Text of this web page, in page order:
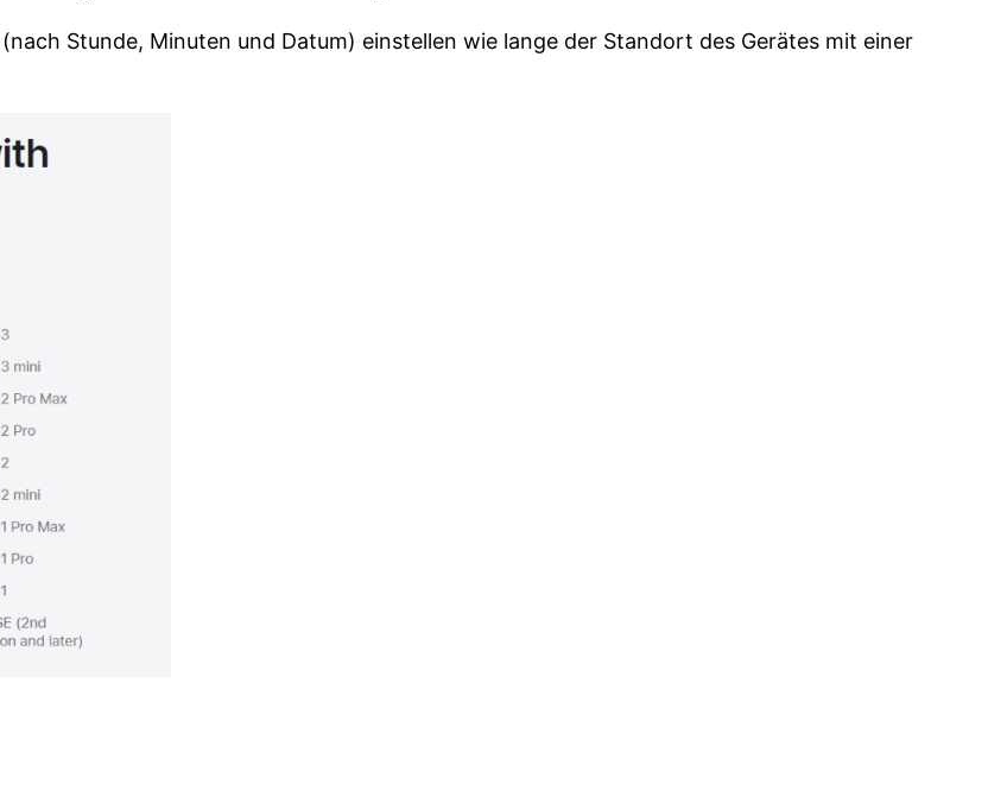
Stunde, Minuten und Datum) einstellen wie lange der Standort des Gerätes mit einer